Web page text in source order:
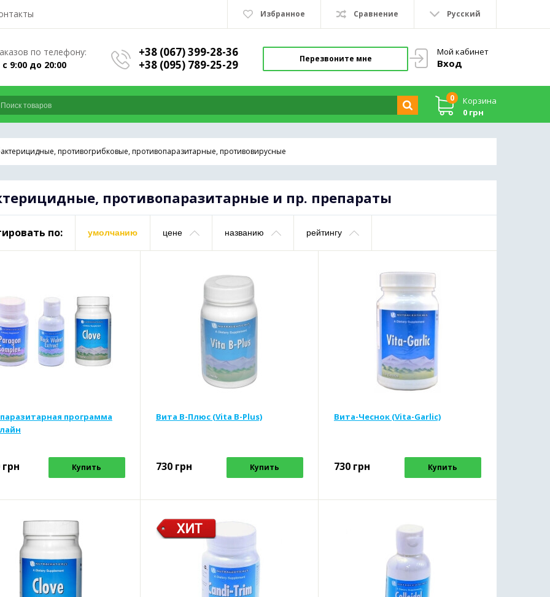
Избранное Сравнение Русский
Мой кабинет
Вход
по телефону:
9:00 до 20:00
+38 (067) 399-28-36
+38 (095) 789-25-29
Перезвоните мне
0
Корзина
0 грн
противогрибковые, противопаразитарные, противовирусные
противопаразитарные и пр. препараты
по: умолчанию цене названию рейтингу
программа
грн Купить
Вита В-Плюс (Vita B-Plus)
730 грн Купить
Вита-Чеснок (Vita-Garlic)
730 грн Купить